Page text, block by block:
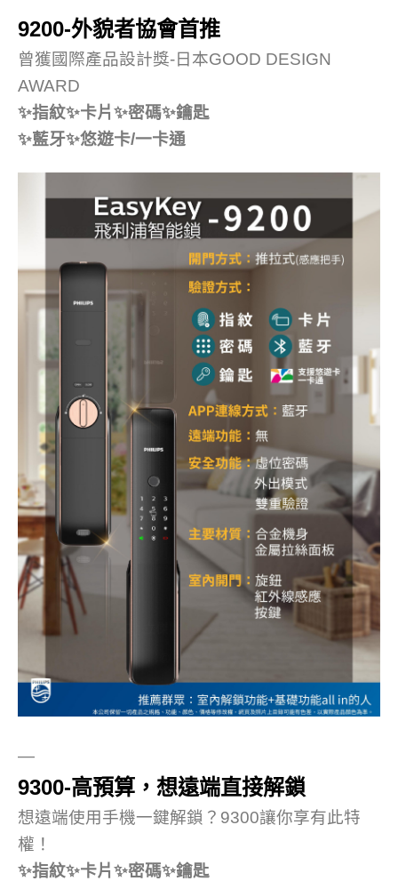
9200-外貌者協會首推
曾獲國際產品設計獎-日本GOOD DESIGN
AWARD
✨指紋✨卡片✨密碼✨鑰匙
✨藍牙✨悠遊卡/一卡通
—
9300-高預算，想遠端直接解鎖
想遠端使用手機一鍵解鎖？9300讓你享有此特
權！
✨指紋✨卡片✨密碼✨鑰匙